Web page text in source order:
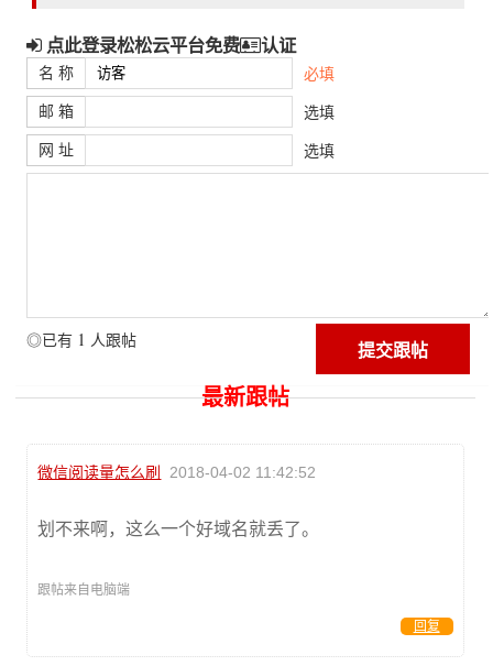
点此登录松松云平台免费 认证
名 称 必填
邮 箱 选填
网 址 选填
◎已有 1 人跟帖
最新跟帖
微信阅读量怎么刷 2018-04-02 11:42:52
划不来啊，这么一个好域名就丢了。
跟帖来自电脑端
回复